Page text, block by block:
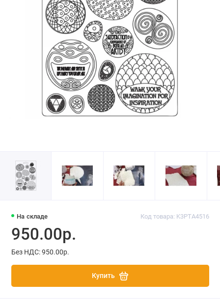
На складе Код товара: K3PTA4516
950.00р.
Без НДС: 950.00р.
Купить